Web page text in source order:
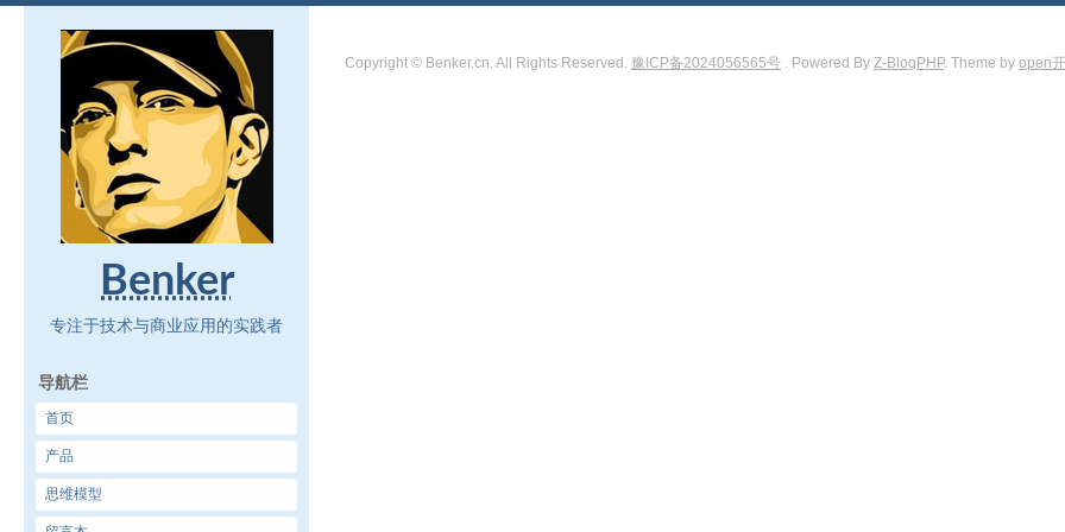
Benker
专注于技术与商业应用的实践者
导航栏
首页
产品
思维模型
Copyright © Benker.cn. All Rights Reserved. 豫ICP备2024056565号 . Powered By Z-BlogPHP. Theme by open